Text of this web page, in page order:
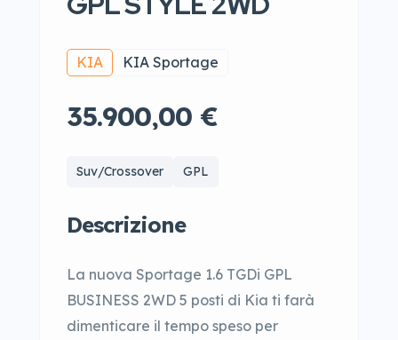
KIA KIA Sportage
35.900,00 €
Suv/Crossover GPL
Descrizione
La nuova Sportage 1.6 TGDi GPL
BUSINESS 2WD 5 posti di Kia ti farà
dimenticare il tempo speso per